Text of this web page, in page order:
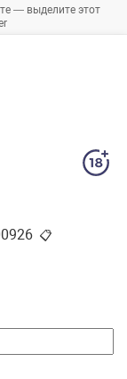
— выделите этот
📋